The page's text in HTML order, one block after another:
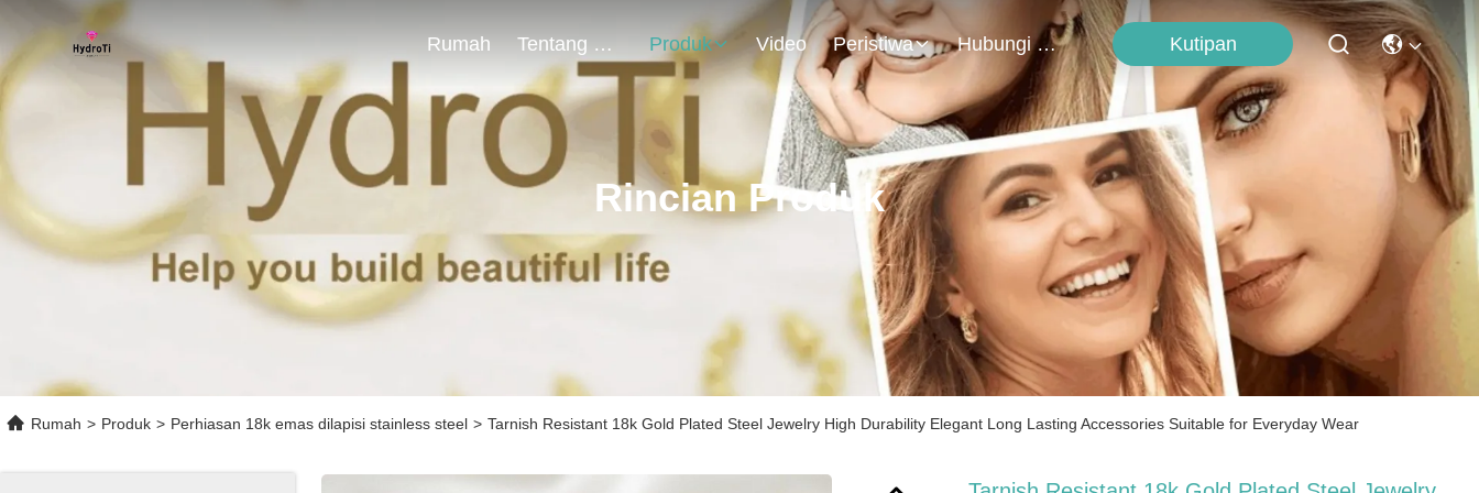
Rumah Tentang Kami Produk Video Peristiwa Hubungi Kami Kutipan
Rincian Produk
Rumah > Produk > Perhiasan 18k emas dilapisi stainless steel > Tarnish Resistant 18k Gold Plated Steel Jewelry High Durability Elegant Long Lasting Accessories Suitable for Everyday Wear